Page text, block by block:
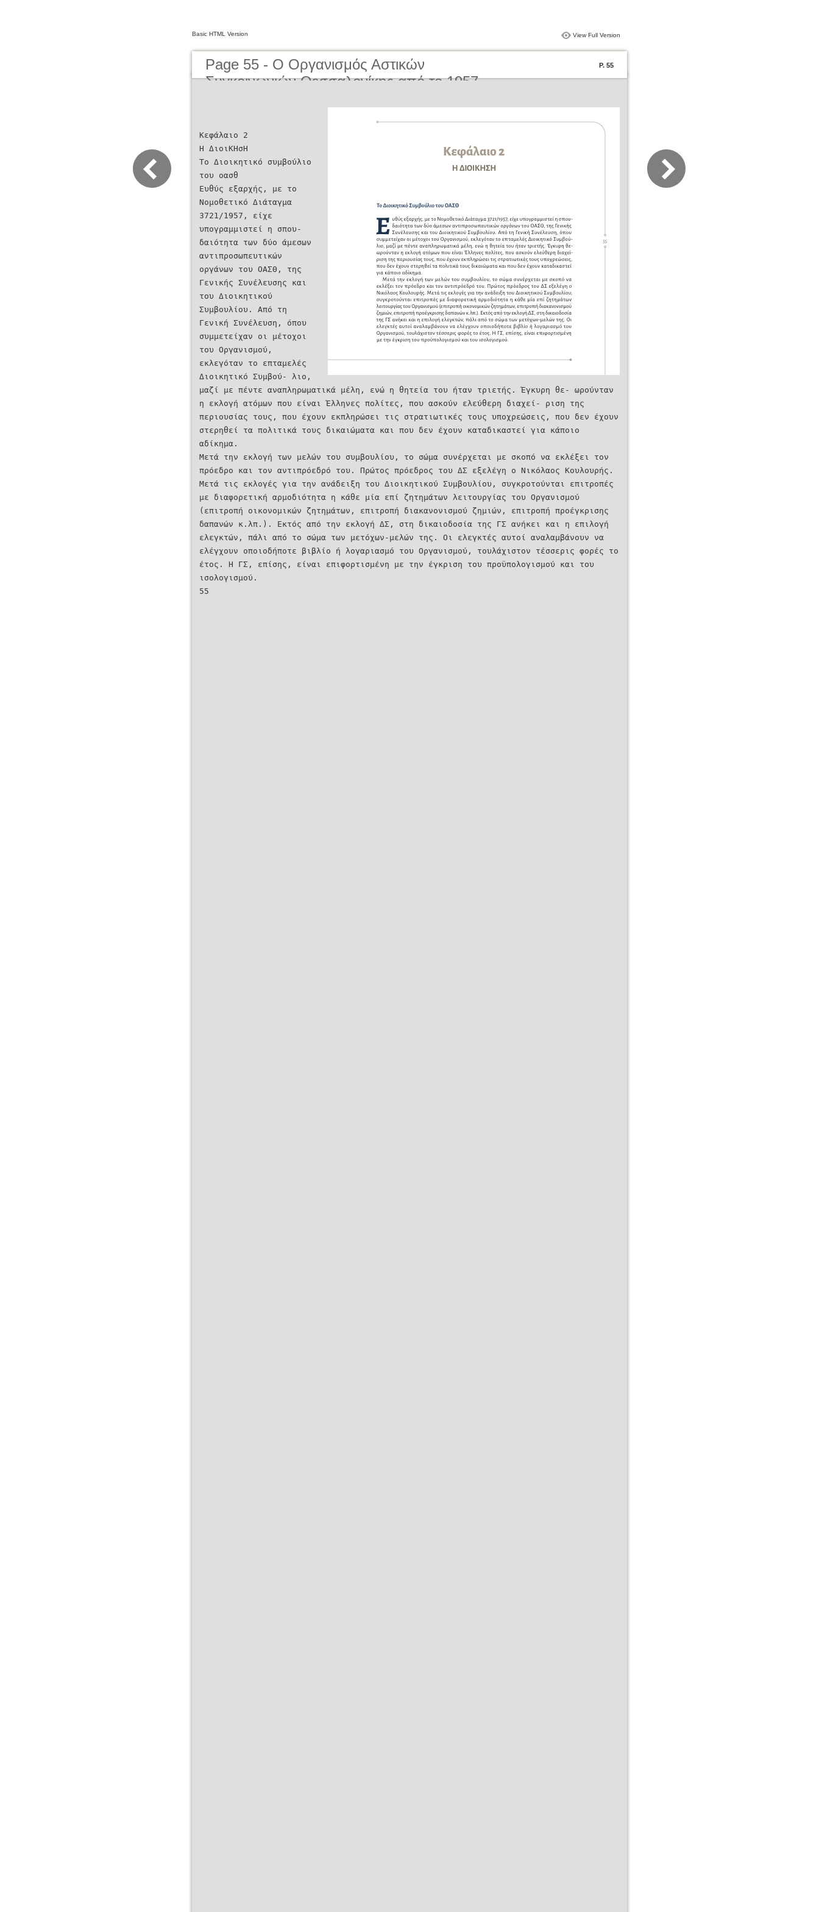
Basic HTML Version View Full Version
Page 55 - O Οργανισμός Αστικών
Συγκοινωνιών Θεσσαλονίκης από το 1957
present day
P. 55
Κεφάλαιο 2
Η ΔιοιΚΗσΗ
Το Διοικητικό συμβούλιο
του οασθ
Ευθύς εξαρχής, με το
Νομοθετικό Διάταγμα
3721/1957, είχε
υπογραμμιστεί η σπου-
δαιότητα των δύο άμεσων
αντιπροσωπευτικών
οργάνων του ΟΑΣΘ, της
Γενικής Συνέλευσης και
του Διοικητικού
Συμβουλίου. Από τη
Γενική Συνέλευση, όπου
συμμετείχαν οι μέτοχοι
του Οργανισμού,
εκλεγόταν το επταμελές
Διοικητικό Συμβού- λιο,
μαζί με πέντε αναπληρωματικά μέλη, ενώ η θητεία του ήταν τριετής. Έγκυρη θε- ωρούνταν
η εκλογή ατόμων που είναι Έλληνες πολίτες, που ασκούν ελεύθερη διαχεί- ριση της
περιουσίας τους, που έχουν εκπληρώσει τις στρατιωτικές τους υποχρεώσεις, που δεν έχουν
στερηθεί τα πολιτικά τους δικαιώματα και που δεν έχουν καταδικαστεί για κάποιο
αδίκημα.
Μετά την εκλογή των μελών του συμβουλίου, το σώμα συνέρχεται με σκοπό να εκλέξει τον
πρόεδρο και τον αντιπρόεδρό του. Πρώτος πρόεδρος του ΔΣ εξελέγη ο Νικόλαος Κουλουρής.
Μετά τις εκλογές για την ανάδειξη του Διοικητικού Συμβουλίου, συγκροτούνται επιτροπές
με διαφορετική αρμοδιότητα η κάθε μία επί ζητημάτων λειτουργίας του Οργανισμού
(επιτροπή οικονομικών ζητημάτων, επιτροπή διακανονισμού ζημιών, επιτροπή προέγκρισης
δαπανών κ.λπ.). Εκτός από την εκλογή ΔΣ, στη δικαιοδοσία της ΓΣ ανήκει και η επιλογή
ελεγκτών, πάλι από το σώμα των μετόχων-μελών της. Οι ελεγκτές αυτοί αναλαμβάνουν να
ελέγχουν οποιοδήποτε βιβλίο ή λογαριασμό του Οργανισμού, τουλάχιστον τέσσερις φορές το
έτος. Η ΓΣ, επίσης, είναι επιφορτισμένη με την έγκριση του προϋπολογισμού και του
ισολογισμού.
55